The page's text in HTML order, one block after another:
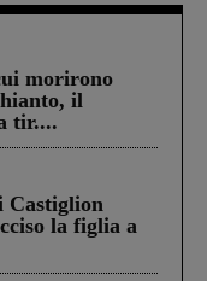
morirono
il
tir....
Castiglion
la figlia a